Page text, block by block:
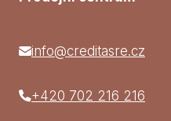
info@creditasre.cz
+420 702 216 216